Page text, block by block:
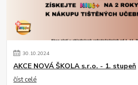
30.10.2024
AKCE NOVÁ ŠKOLA s.r.o. - 1. stupeň
číst celé